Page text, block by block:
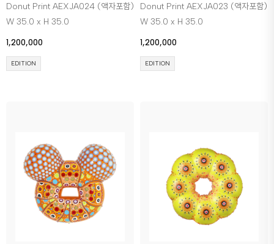
Donut Print AEXJA024 (액자포함)
W 35.0 x H 35.0
1,200,000
EDITION
Donut Print AEXJA023 (액자포함)
W 35.0 x H 35.0
1,200,000
EDITION